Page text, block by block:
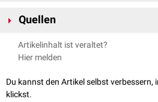
braunem Fettgewebe
bei der Regulierung des
Antwort auf metabolischen Stress.
Erkrankungenin Verbindung gebracht,
Krankheiten führt eine verminderte PGC-
mitochondrialen Funktion und
Quellen
Lin et al.,
Metabolic control through
coactivators
PGC-1 family regulatory network
,
uniprot.org - PPARGC1A
, abgerufen
Artikelinhalt ist veraltet?
Hier melden
Du kannst den Artikel selbst verbessern,
klickst.